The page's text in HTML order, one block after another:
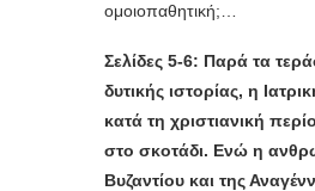
ομοιοπαθητική;…
Σελίδες 5-6: Παρά τα
δυτικής ιστορίας, η
κατά τη χριστιανική
στο σκοτάδι. Ενώ η
Βυζαντίου και της